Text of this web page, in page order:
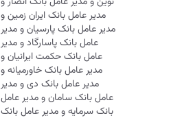
مدیر عامل بانک ایران زمین و
مدیر عامل بانک پارسیان و مدیر
عامل بانک پاسارگاد و مدیر
عامل بانک حکمت ایرانیان و
مدیر عامل بانک خاورمیانه و
مدیر عامل بانک دی و مدیر
عامل بانک سامان و مدیر عامل
بانک سرمایه و مدیر عامل بانک